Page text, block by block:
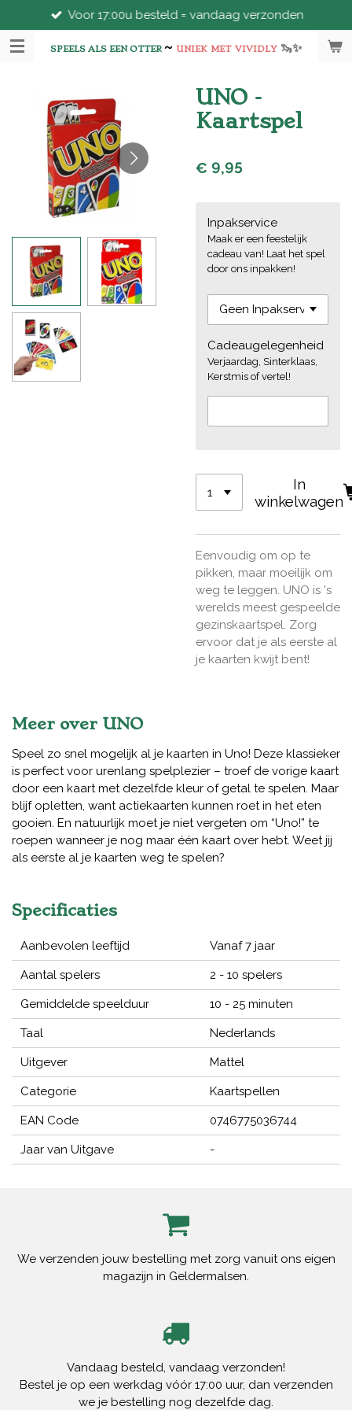
direct
naar
SPEELS ALS EEN OTTER~ UNIEK MET VIVIDLY 🦦✨
Voor 17:00u besteld = vandaag verzonden
UNO -
Kaartspel
€ 9,95
Inpakservice
Maak er een feestelijk
cadeau van! Laat het spel
door ons inpakken!
Cadeaugelegenheid
Verjaardag, Sinterklaas,
Kerstmis of vertel!
In
winkelwagen
Eenvoudig om op te
pikken, maar moeilijk om
weg te leggen. UNO is 's
werelds meest gespeelde
gezinskaartspel. Zorg
ervoor dat je als eerste al
je kaarten kwijt bent!
Meer over UNO
Speel zo snel mogelijk al je kaarten in Uno! Deze klassieker
is perfect voor urenlang spelplezier – troef de vorige kaart
door een kaart met dezelfde kleur of getal te spelen. Maar
blijf opletten, want actiekaarten kunnen roet in het eten
gooien. En natuurlijk moet je niet vergeten om “Uno!” te
roepen wanneer je nog maar één kaart over hebt. Weet jij
als eerste al je kaarten weg te spelen?
Specificaties
Aanbevolen leeftijd Vanaf 7 jaar
Aantal spelers 2 - 10 spelers
Gemiddelde speelduur 10 - 25 minuten
Taal Nederlands
Uitgever Mattel
Categorie Kaartspellen
EAN Code 0746775036744
Jaar van Uitgave -
We verzenden jouw bestelling met zorg vanuit ons eigen
magazijn in Geldermalsen.
Vandaag besteld, vandaag verzonden!
Bestel je op een werkdag vóór 17:00 uur, dan verzenden
we je bestelling nog dezelfde dag.